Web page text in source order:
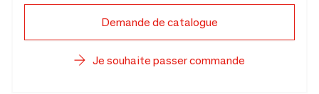
Demande de catalogue
Je souhaite passer commande